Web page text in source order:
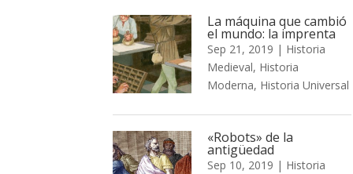
La máquina que cambió
el mundo: la imprenta
Sep 21, 2019 | Historia
Medieval, Historia
Moderna, Historia Universal
«Robots» de la
antigüedad
Sep 10, 2019 | Historia